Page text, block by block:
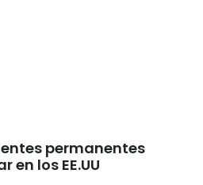
permanentes
en los EE.UU